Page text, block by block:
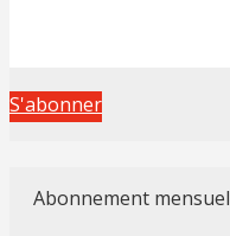
S'abonner
Abonnement mensuel